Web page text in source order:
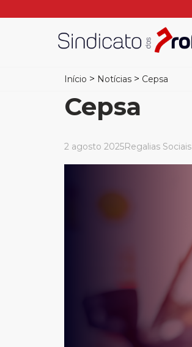
Início > Notícias > Cepsa
Cepsa
2 agosto 2025Regalias Sociais